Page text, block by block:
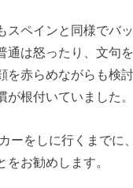
スペインと同様でバ
通は怒ったり、文句
を赤らめながらも検
が根付いていました。
ーをしに行くまでに
をお勧めします。